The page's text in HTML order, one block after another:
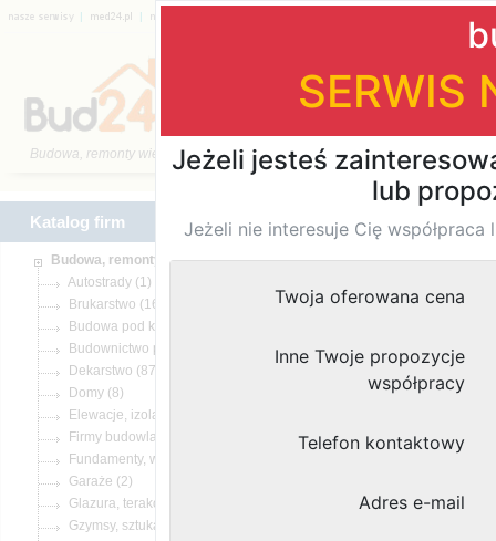
| |
Katalog firm
Katalog firm
(1)
(166)
(87)
(8)
(2)
Znaleziono